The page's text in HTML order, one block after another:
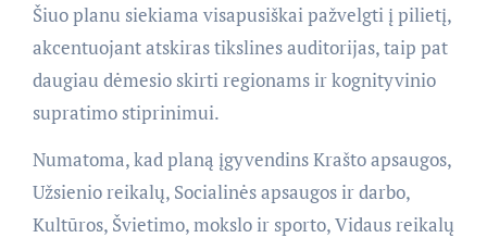
Šiuo planu siekiama visapusiškai pažvelgti į pilietį,
akcentuojant atskiras tikslines auditorijas, taip pat
daugiau dėmesio skirti regionams ir kognityvinio
supratimo stiprinimui.
Numatoma, kad planą įgyvendins Krašto apsaugos,
Užsienio reikalų, Socialinės apsaugos ir darbo,
Kultūros, Švietimo, mokslo ir sporto, Vidaus reikalų